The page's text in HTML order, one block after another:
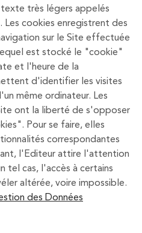
très légers appelés
cookies enregistrent des
sur le Site effectuée
est stocké le "cookie"
et l'heure de la
d'identifier les visites
même ordinateur. Les
ont la liberté de s'opposer
Pour se faire, elles
correspondantes
l'Editeur attire l'attention
tel cas, l'accès à certains
altérée, voire impossible.
des Données